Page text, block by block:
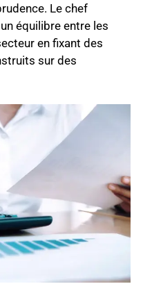
Le chef
équilibre entre les
en fixant des
sur des